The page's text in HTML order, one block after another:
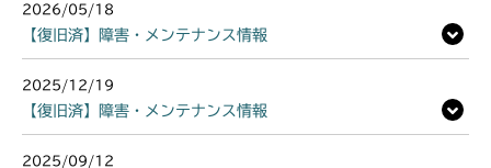
2026/05/18
【復旧済】障害・メンテナンス情報
2025/12/19
【復旧済】障害・メンテナンス情報
2025/09/12